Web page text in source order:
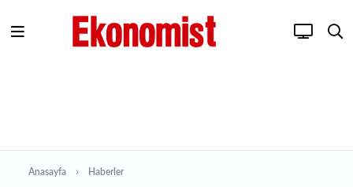
Anasayfa Haberler